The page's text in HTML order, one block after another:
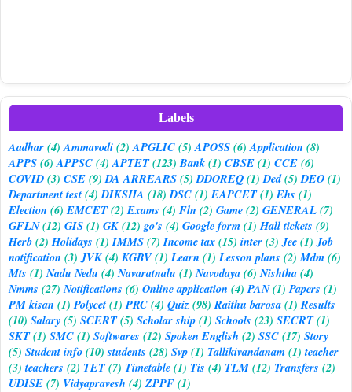
Labels
Aadhar(4) Ammavodi(2) APGLIC(5) APOSS(6) Application (8)
APPS(6) APPSC(4) APTET(123) Bank(1) CBSE(1) CCE(6)
COVID(3) CSE(9) DA ARREARS(5) DDOREQ(1) Ded(5) DEO(1)
Department test(4) DIKSHA (18) DSC(1) EAPCET(1) Ehs (1)
Election (6) EMCET(2) Exams (4) Fln (2) Game(2) GENERAL(7)
GFLN(12) GIS(1) GK(12) go's (4) Google form(1) Hall tickets (9)
Herb(2) Holidays (1) IMMS(7) Income tax(15) inter(3) Jee(1) Job
notification (3) JVK(4) KGBV(1) Learn (1) Lesson plans (2) Mdm(6)
Mts (1) Nadu Nedu (4) Navaratnalu (1) Navodaya(6) Nishtha(4)
Nmms (27) Notifications (6) Online application (4) PAN(1) Papers (1)
PM kisan (1) Polycet(1) PRC(4) Quiz(98) Raithu barosa(1) Results
(10) Salary(5) SCERT(5) Scholar ship(1) Schools (23) SECRT(1)
SKT(1) SMC(1) Softwares (12) Spoken English (2) SSC(17) Story
(5) Student info(10) students (28) Svp(1) Tallikivandanam(1) teacher
(3) teachers (2) TET(7) Timetable(1) Tis (4) TLM(12) Transfers (2)
UDISE(7) Vidyapravesh (4) ZPPF(1)